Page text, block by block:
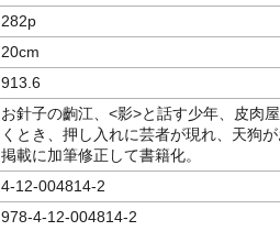
282p
20cm
913.6
お針子の齣江、<影>と話す少年、皮肉
くとき、押し入れに芸者が現れ、天狗
掲載に加筆修正して書籍化。
4-12-004814-2
978-4-12-004814-2